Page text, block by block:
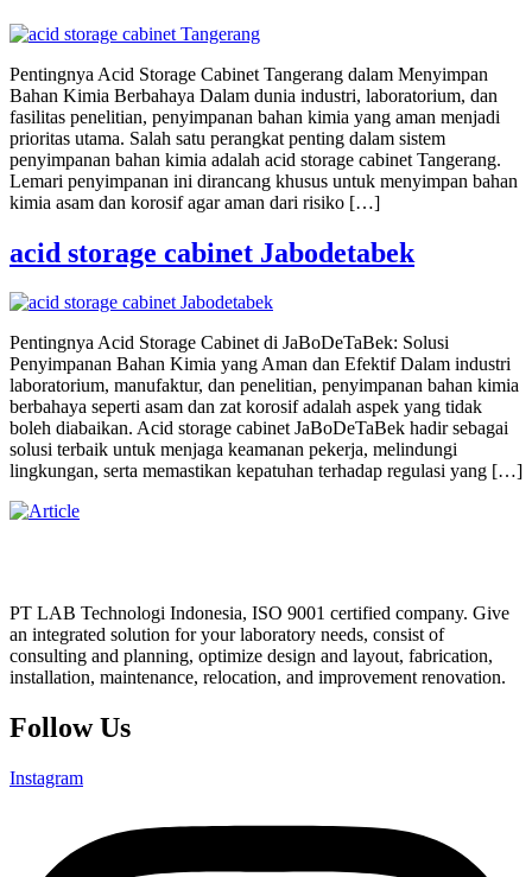
Pentingnya Acid Storage Cabinet Tangerang dalam Menyimpan
Bahan Kimia Berbahaya Dalam dunia industri, laboratorium, dan
fasilitas penelitian, penyimpanan bahan kimia yang aman menjadi
prioritas utama. Salah satu perangkat penting dalam sistem
penyimpanan bahan kimia adalah acid storage cabinet Tangerang.
Lemari penyimpanan ini dirancang khusus untuk menyimpan bahan
kimia asam dan korosif agar aman dari risiko […]
acid storage cabinet Jabodetabek
Pentingnya Acid Storage Cabinet di JaBoDeTaBek: Solusi
Penyimpanan Bahan Kimia yang Aman dan Efektif Dalam industri
laboratorium, manufaktur, dan penelitian, penyimpanan bahan kimia
berbahaya seperti asam dan zat korosif adalah aspek yang tidak
boleh diabaikan. Acid storage cabinet JaBoDeTaBek hadir sebagai
solusi terbaik untuk menjaga keamanan pekerja, melindungi
lingkungan, serta memastikan kepatuhan terhadap regulasi yang […]
PT LAB Technologi Indonesia, ISO 9001 certified company. Give
an integrated solution for your laboratory needs, consist of
consulting and planning, optimize design and layout, fabrication,
installation, maintenance, relocation, and improvement renovation.
Follow Us
Instagram